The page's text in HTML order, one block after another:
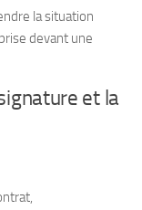
la situation
devant une
et la